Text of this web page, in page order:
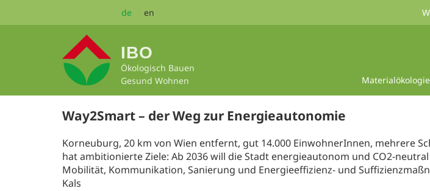
de en
IBO
Ökologisch Bauen
Gesund Wohnen
Materialökologie
Way2Smart – der Weg zur Energieautonomie
Korneuburg, 20 km von Wien entfernt, gut 14.000 EinwohnerInnen, mehrere
hat ambitionierte Ziele: Ab 2036 will die Stadt energieautonom und CO2-
Mobilität, Kommunikation, Sanierung und Energieeffizienz- und
Kals